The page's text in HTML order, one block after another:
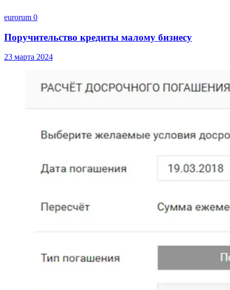
eurorum 0
Поручительство кредиты малому бизнесу
23 марта 2024